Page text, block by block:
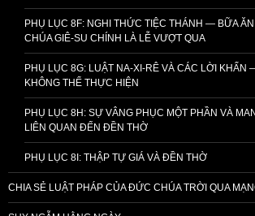
PHỤ LỤC 8F: NGHI THỨC TIỆC THÁNH — BỮA
CHÚA GIÊ-SU CHÍNH LÀ LỄ VƯỢT QUA
PHỤ LỤC 8G: LUẬT NA-XI-RÊ VÀ CÁC LỜI KHẤN
KHÔNG THỂ THỰC HIỆN
PHỤ LỤC 8H: SỰ VÂNG PHỤC MỘT PHẦN VÀ
LIÊN QUAN ĐẾN ĐỀN THỜ
PHỤ LỤC 8I: THẬP TỰ GIÁ VÀ ĐỀN THỜ
CHIA SẺ LUẬT PHÁP CỦA ĐỨC CHÚA TRỜI QUA